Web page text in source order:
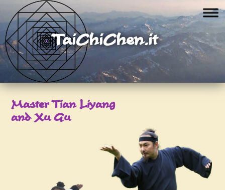
TaiChiChen.it
Master Tian Liyang
and Xu Gu